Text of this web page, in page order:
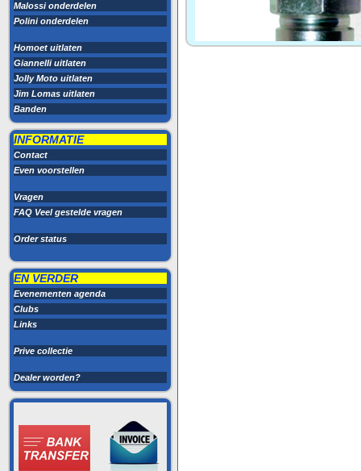
Malossi onderdelen
Polini onderdelen
Homoet uitlaten
Giannelli uitlaten
Jolly Moto uitlaten
Jim Lomas uitlaten
Banden
INFORMATIE
Contact
Even voorstellen
Vragen
FAQ Veel gestelde vragen
Order status
EN VERDER
Evenementen agenda
Clubs
Links
Prive collectie
Dealer worden?